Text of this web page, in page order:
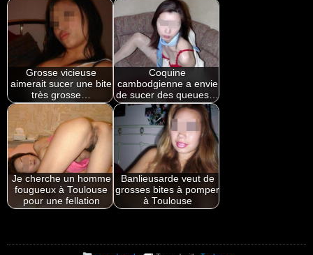
Grosse vicieuse
aimerait sucer une bite
très grosse…
Coquine
cambodgienne a envie
de sucer des queues…
Je cherche un homme
fougueux à Toulouse
pour une fellation
Banlieusarde veut de
grosses bites à pomper
à Toulouse